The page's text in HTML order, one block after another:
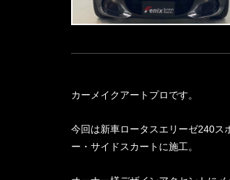
カーメイクアートプロです。
今回は新車ロータスエリーゼ240
ー・サイドスカートに施工。